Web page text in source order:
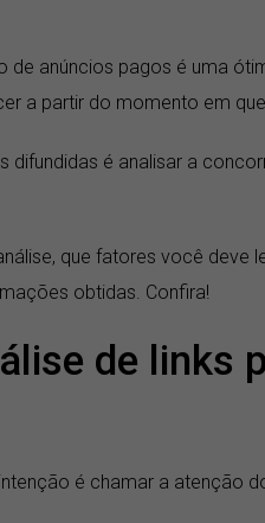
de anúncios pagos é uma
a partir do momento em
é analisar a
que fatores você deve
obtidas. Confira!
de links
é chamar a atenção